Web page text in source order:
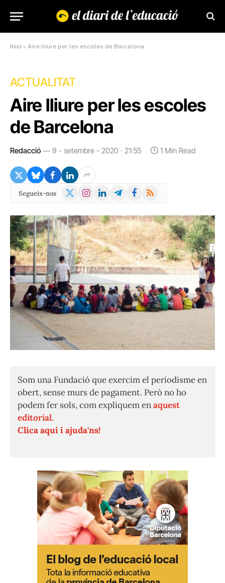
Inici » Aire lliure per les escoles de Barcelona
ACTUALITAT
Aire lliure per les escoles
de Barcelona
Redacció 9 - setembre - 2020 · 21:55 1 Min Read
Segueix-nos
X
Instagram
LinkedInTelegramFacebook
RSS
Som una Fundació que exercim el periodisme en
obert, sense murs de pagament. Però no ho
podem fer sols, com expliquem enaquest
editorial.
Clica aquí i ajuda'ns!